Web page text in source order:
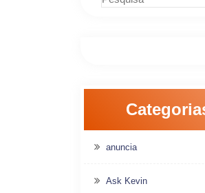
anuncia
Ask Kevin